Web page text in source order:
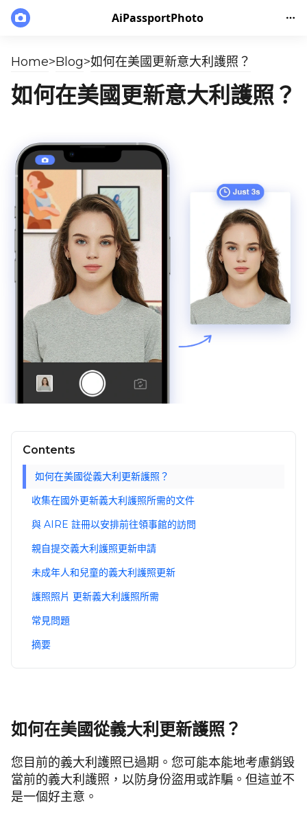
AiPassportPhoto
Home>Blog>如何在美國更新意大利護照？
如何在美國更新意大利護照？
Contents
如何在美國從義大利更新護照？
收集在國外更新義大利護照所需的文件
與 AIRE 註冊以安排前往領事館的訪問
親自提交義大利護照更新申請
未成年人和兒童的義大利護照更新
護照照片 更新義大利護照所需
常見問題
摘要
如何在美國從義大利更新護照？
您目前的義大利護照已過期。您可能本能地考慮銷毀
當前的義大利護照，以防身份盜用或詐騙。但這並不
是一個好主意。